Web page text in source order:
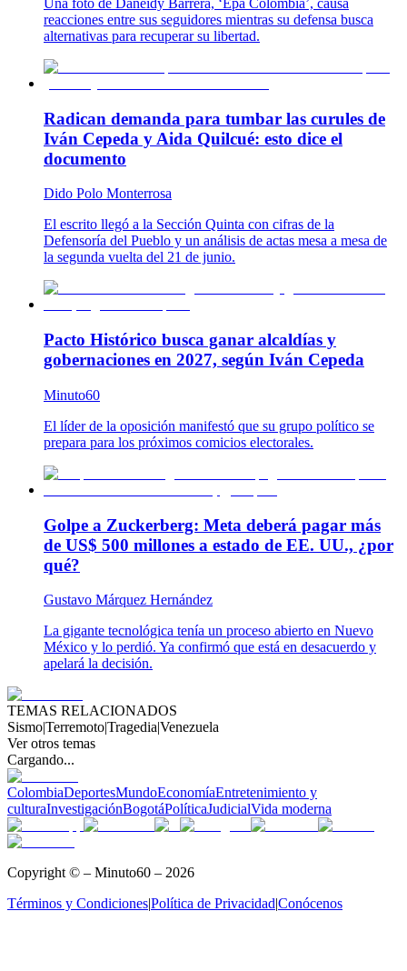
Una foto de Daneidy Barrera, ‘Epa Colombia’, causa
reacciones entre sus seguidores mientras su defensa busca
alternativas para recuperar su libertad.
Radican demanda para tumbar las curules de
Iván Cepeda y Aida Quilcué: esto dice el
documento
Dido Polo Monterrosa
El escrito llegó a la Sección Quinta con cifras de la
Defensoría del Pueblo y un análisis de actas mesa a mesa de
la segunda vuelta del 21 de junio.
Pacto Histórico busca ganar alcaldías y
gobernaciones en 2027, según Iván Cepeda
Minuto60
El líder de la oposición manifestó que su grupo político se
prepara para los próximos comicios electorales.
Golpe a Zuckerberg: Meta deberá pagar más
de US$ 500 millones a estado de EE. UU., ¿por
qué?
Gustavo Márquez Hernández
La gigante tecnológica tenía un proceso abierto en Nuevo
México y lo perdió. Ya confirmó que está en desacuerdo y
apelará la decisión.
TEMAS RELACIONADOS
Sismo|Terremoto|Tragedia|Venezuela
Ver otros temas
Cargando...
ColombiaDeportesMundoEconomíaEntretenimiento y
culturaInvestigaciónBogotáPolíticaJudicialVida moderna
Copyright © – Minuto60 – 2026
Términos y Condiciones|Política de Privacidad|Conócenos